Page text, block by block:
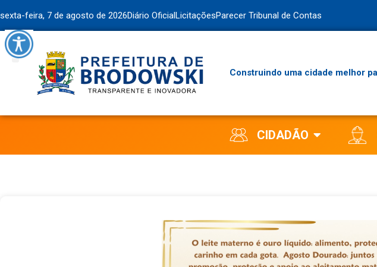
sexta-feira, 7 de agosto de 2026Diário OficialLicitaçõesParecer Tribunal de Contas
Construindo uma cidade melhor
CIDADÃO